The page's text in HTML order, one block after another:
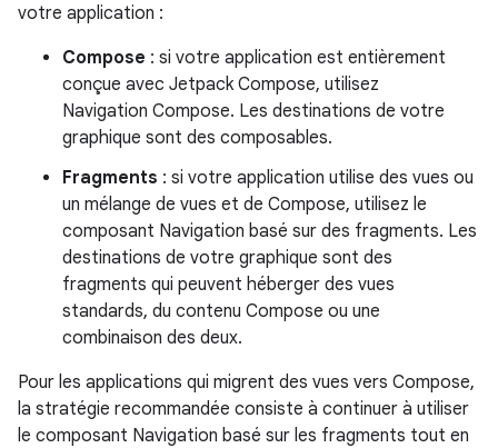
votre application :
Compose : si votre application est entièrement
conçue avec Jetpack Compose, utilisez
Navigation Compose. Les destinations de votre
graphique sont des composables.
Fragments : si votre application utilise des vues ou
un mélange de vues et de Compose, utilisez le
composant Navigation basé sur des fragments. Les
destinations de votre graphique sont des
fragments qui peuvent héberger des vues
standards, du contenu Compose ou une
combinaison des deux.
Pour les applications qui migrent des vues vers Compose,
la stratégie recommandée consiste à continuer à utiliser
le composant Navigation basé sur les fragments tout en